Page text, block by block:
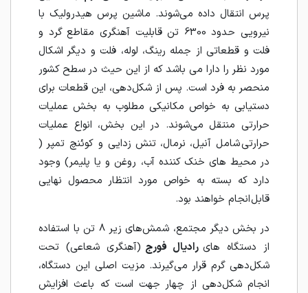
پرس انتقال داده می‌شوند. ماشین پرس هیدرولیک با
نیرویی حدود 6300 تن قابلیت آهنگری مقاطع گرد و
فلت و قطعاتی از جمله رینگ، لوله، فلت و دیگر اشکال
مورد نظر را دارا می باشد که از این حیث در سطح کشور
منحصر به فرد است. پس از شکل‌دهی، این قطعات برای
دستیابی به خواص مکانیکی مطلوب به بخش عملیات
حرارتی منتقل می‌شوند. در این بخش، انواع عملیات
حرارتی شامل آنیل، نرمال‌، تنش زدایی و کوئنچ تمپر (
در محیط های خنک کننده آب، روغن و یا پلیمر) وجود
دارد که بسته به خواص مورد انتظار محصول نهایی
قابل انجام خواهند بود.
در بخش دیگر مجتمع، شمش‌های زیر 8 تن با استفاده
از دستگاه های رادیال فورج (آهنگری شعاعی) تحت
شکل‌دهی گرم قرار می‌گیرند. مزیت اصلی این دستگاه،
انجام شکل‌دهی از چهار جهت است که باعث افزایش